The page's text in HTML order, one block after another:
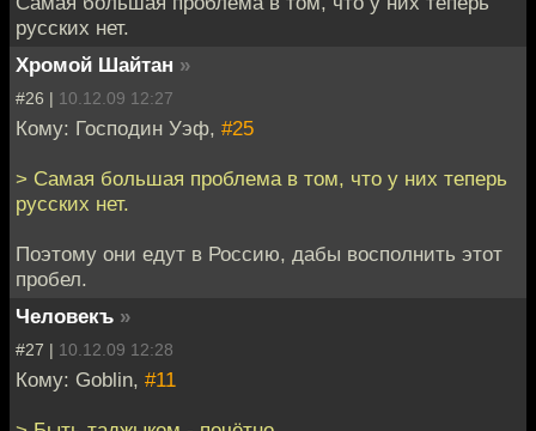
русских нет.
Хромой Шайтан »
#26 | 10.12.09 12:27
Кому: Господин Уэф, #25
> Самая большая проблема в том, что у них теперь
русских нет.
Поэтому они едут в Россию, дабы восполнить этот
пробел.
Человекъ »
#27 | 10.12.09 12:28
Кому: Goblin, #11